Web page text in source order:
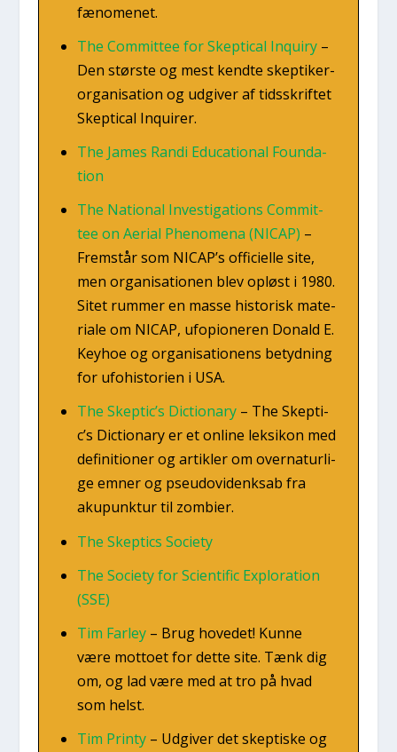
fæ­no­me­net.
The Com­mit­tee for Skep­ti­cal Inquiry–
Den stør­ste og mest kend­te skep­ti­ker­
or­ga­ni­sa­tion og udgi­ver af tids­skrif­tet
Skep­ti­cal Inqui­rer.
The James Ran­di Educa­tio­nal Foun­da­
tion
The Natio­nal Inve­sti­ga­tions Com­mit­
tee on Aeri­al Pheno­me­na (NICAP) –
Frem­står som NICAP’s offi­ci­el­le site,
men orga­ni­sa­tio­nen blev opløst i 1980.
Sitet rum­mer en mas­se histo­risk mate­
ri­a­le om NICAP, ufo­pio­ne­ren Donald E.
Keyhoe og orga­ni­sa­tio­nens betyd­ning
for ufo­hi­sto­ri­en i USA.
The Skep­ti­c’s Dictio­nary– The Skep­ti­
c’s Dictio­nary er et onli­ne lek­si­kon med
defi­ni­tio­ner og artik­ler om over­na­tur­li­
ge emner og pseu­d­ovi­denksab fra
aku­punk­tur til zom­bi­er.
The Skep­ti­cs Socie­ty
The Socie­ty for Sci­en­ti­fic Expl­ora­tion
(SSE)
Tim Far­ley– Brug hove­d­et! Kun­ne
være mot­to­et for det­te site. Tænk dig
om, og lad være med at tro på hvad
som helst.
Tim Prin­ty– Udgi­ver det skep­ti­ske og